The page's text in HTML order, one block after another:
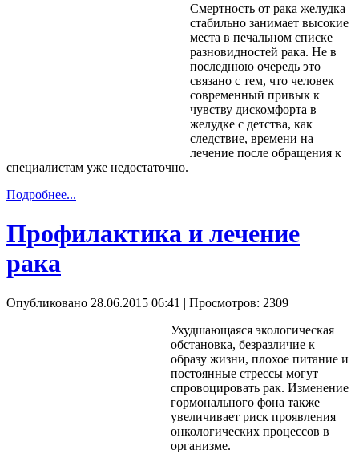
Смертность от рака желудка
стабильно занимает высокие
места в печальном списке
разновидностей рака. Не в
последнюю очередь это
связано с тем, что человек
современный привык к
чувству дискомфорта в
желудке с детства, как
следствие, времени на
лечение после обращения к
специалистам уже недостаточно.
Подробнее...
Профилактика и лечение
рака
Опубликовано 28.06.2015 06:41 | Просмотров: 2309
Ухудшающаяся экологическая
обстановка, безразличие к
образу жизни, плохое питание и
постоянные стрессы могут
спровоцировать рак. Изменение
гормонального фона также
увеличивает риск проявления
онкологических процессов в
организме.